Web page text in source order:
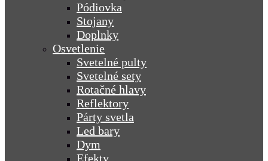
Pódiovka
Stojany
Doplnky
Osvetlenie
Svetelné pulty
Svetelné sety
Rotačné hlavy
Reflektory
Párty svetla
Led bary
Dym
Efekty